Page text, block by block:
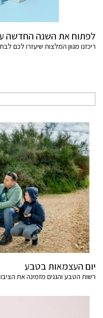
לפתוח את השנה החדשה
ריכזנו מגוון המלצות שיעזרו לכם
יום העצמאות בטבע
רשות הטבע והגנים מזמינה את